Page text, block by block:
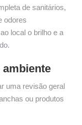
de sanitários,
odores
local o brilho e a
uma revisão geral
ou produtos